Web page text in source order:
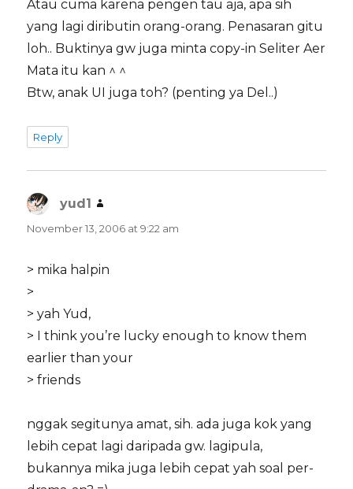
Atau cuma karena pengen tau aja, apa sih
yang lagi diributin orang-orang. Penasaran gitu
loh.. Buktinya gw juga minta copy-in Seliter Aer
Mata itu kan ^ ^
Btw, anak UI juga toh? (penting ya Del..)
Reply
yud1
November 13, 2006 at 9:22 am
> mika halpin
>
> yah Yud,
> I think you’re lucky enough to know them
earlier than your
> friends
nggak segitunya amat, sih. ada juga kok yang
lebih cepat lagi daripada gw. lagipula,
bukannya mika juga lebih cepat yah soal per-